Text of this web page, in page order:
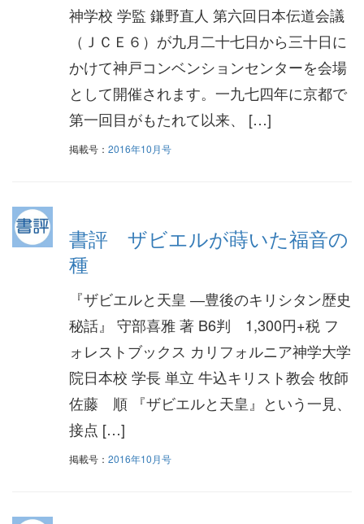
神学校 学監 鎌野直人 第六回日本伝道会議
（ＪＣＥ６）が九月二十七日から三十日に
かけて神戸コンベンションセンターを会場
として開催されます。一九七四年に京都で
第一回目がもたれて以来、 […]
掲載号： 2016年10月号
書評 ザビエルが蒔いた福音の
種
『ザビエルと天皇 ―豊後のキリシタン歴史
秘話』 守部喜雅 著 B6判 1,300円+税 フ
ォレストブックス カリフォルニア神学大学
院日本校 学長 単立 牛込キリスト教会 牧師
佐藤 順 『ザビエルと天皇』という一見、
接点 […]
掲載号： 2016年10月号